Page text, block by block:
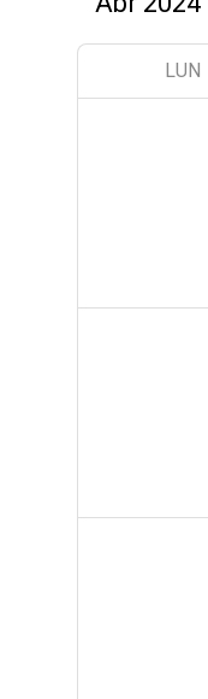
LUN